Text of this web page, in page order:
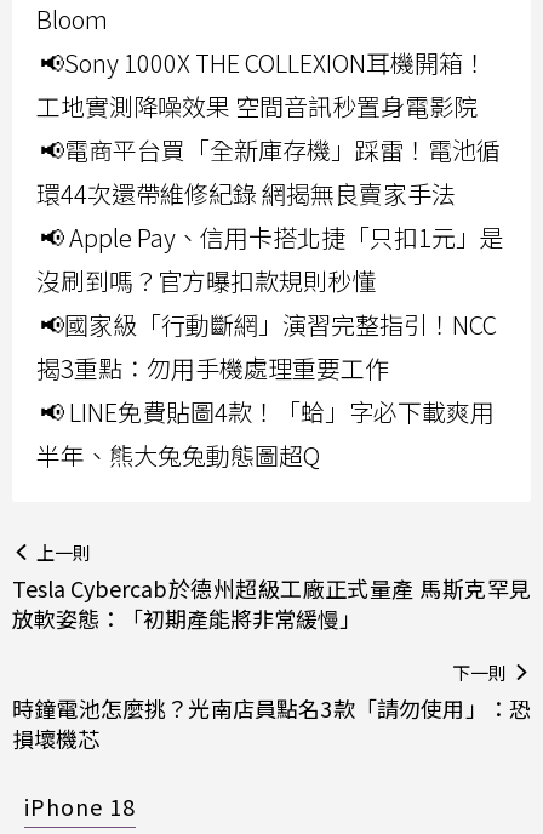
Bloom
📢Sony 1000X THE COLLEXION耳機開箱！
工地實測降噪效果 空間音訊秒置身電影院
📢電商平台買「全新庫存機」踩雷！電池循
環44次還帶維修紀錄 網揭無良賣家手法
📢 Apple Pay、信用卡搭北捷「只扣1元」是
沒刷到嗎？官方曝扣款規則秒懂
📢國家級「行動斷網」演習完整指引！NCC
揭3重點：勿用手機處理重要工作
📢 LINE免費貼圖4款！「蛤」字必下載爽用
半年、熊大兔兔動態圖超Q
上一則
Tesla Cybercab於德州超級工廠正式量產 馬斯克罕見
放軟姿態：「初期產能將非常緩慢」
下一則
時鐘電池怎麼挑？光南店員點名3款「請勿使用」：恐
損壞機芯
iPhone 18